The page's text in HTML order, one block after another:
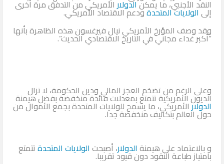
النقد الأجنبي، ما يمكنالدولارالأمريكي من التدفق مرة أخرى
إلىالولايات المتحدةودعم الاقتصاد الأمريكي.
وقد وصف المؤرخ الأمريكي نيال فيرغسون هذه الظاهرة بأنها
“أكبر غداء مجاني في التاريخ الاقتصادي الحديث”.
وعلى الرغم من تضخم العجز المالي ودين الحكومة، لا تزال
الديون الأمريكية تتمتع بمعدلات فائدة منخفضة بفضل هيمنة
الدولارالأمريكي، ما يسمح للولايات المتحدة بجمع الأموال من
حول العالم بتكاليف منخفضة جدا.
و بالاعتماد على هيمنة الدولار، أصبحت الولايات المتحدةتتمتع
بامتياز طباعة النقود دون قيود تقريبا.